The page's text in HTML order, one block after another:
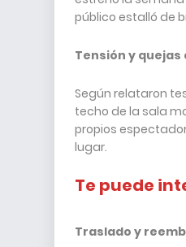
público estalló de
Tensión y quejas
Según relataron
techo de la sala
propios
lugar.
Te puede
Traslado y